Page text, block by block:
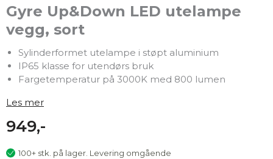
Gyre Up&Down LED utelampe
vegg, sort
Sylinderformet utelampe i støpt aluminium
IP65 klasse for utendørs bruk
Fargetemperatur på 3000K med 800 lumen
Les mer
949,-
100+ stk. på lager. Levering omgående